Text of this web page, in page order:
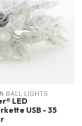
BALL LIGHTS
LED
USB - 35